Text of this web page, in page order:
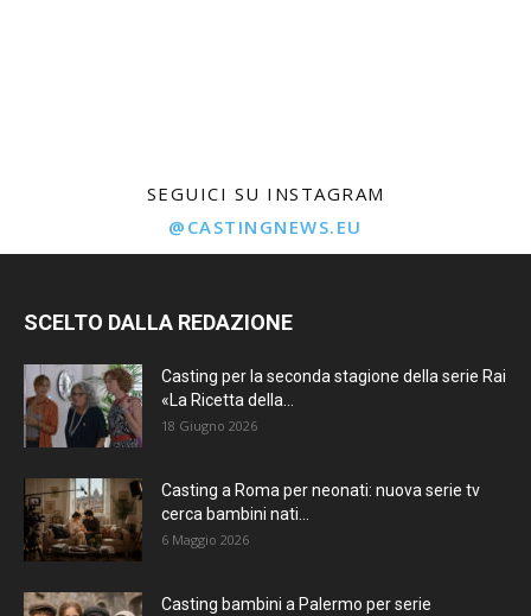
SEGUICI SU INSTAGRAM
@CASTINGNEWS.EU
SCELTO DALLA REDAZIONE
Casting per la seconda stagione della serie Rai
«La Ricetta della...
18 Giugno 2026
Casting a Roma per neonati: nuova serie tv
cerca bambini nati...
6 Maggio 2026
Casting bambini a Palermo per serie